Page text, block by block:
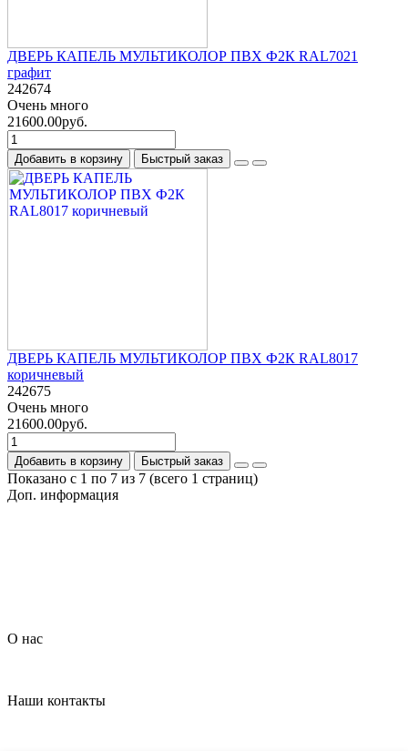
ДВЕРЬ КАПЕЛЬ МУЛЬТИКОЛОР ПВХ Ф2К RAL7021
графит
242674
Очень много
21600.00руб.
Добавить в корзину Быстрый заказ
ДВЕРЬ КАПЕЛЬ МУЛЬТИКОЛОР ПВХ Ф2К RAL8017
коричневый
242675
Очень много
21600.00руб.
Добавить в корзину Быстрый заказ
Показано с 1 по 7 из 7 (всего 1 страниц)
Доп. информация
О нас
Наши контакты